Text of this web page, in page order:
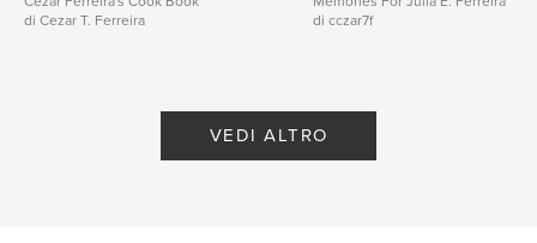
di Cezar T. Ferreira
di cczar7f
VEDI ALTRO